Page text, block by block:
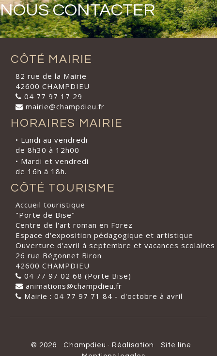
NOUS CONTACTER
CÔTÉ MAIRIE
82 rue de la Mairie
42600 CHAMPDIEU
04 77 97 17 29
mairie@champdieu.fr
HORAIRES MAIRIE
• Lundi au vendredi
de 8h30 à 12h00
• Mardi et vendredi
de 16h à 18h.
CÔTÉ TOURISME
Accueil touristique
"Porte de Bise"
Centre de l'art roman en Forez
Espace d'exposition pédagogique et artistique
Ouverture d'avril à septembre et vacances scolaires
26 rue Bégonnet Biron
42600 CHAMPDIEU
04 77 97 02 68 (Porte Bise)
animations@champdieu.fr
Mairie : 04 77 97 71 84 - d'octobre à avril
© 2026 Champdieu · Réalisation
Site line